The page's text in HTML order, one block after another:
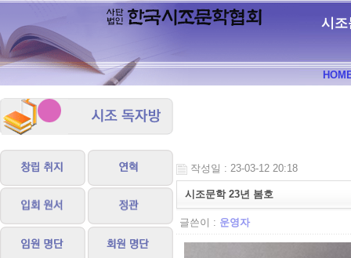
시조
작성일 : 23-03-12 20:18
시조문학 23년 봄호
글쓴이 : 운영자